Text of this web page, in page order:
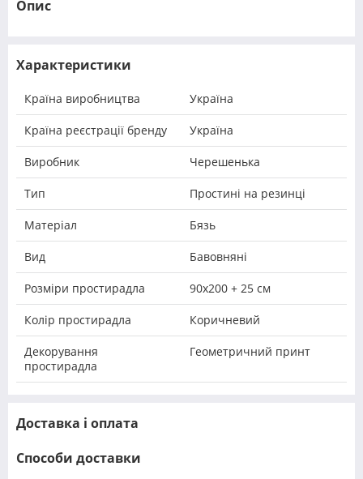
Опис
Характеристики
Країна виробництва Україна
Країна реєстрації бренду Україна
Виробник Черешенька
Тип Простині на резинці
Матеріал Бязь
Вид Бавовняні
Розміри простирадла 90х200 + 25 см
Колір простирадла Коричневий
Декорування
простирадла
Геометричний принт
Доставка і оплата
Способи доставки